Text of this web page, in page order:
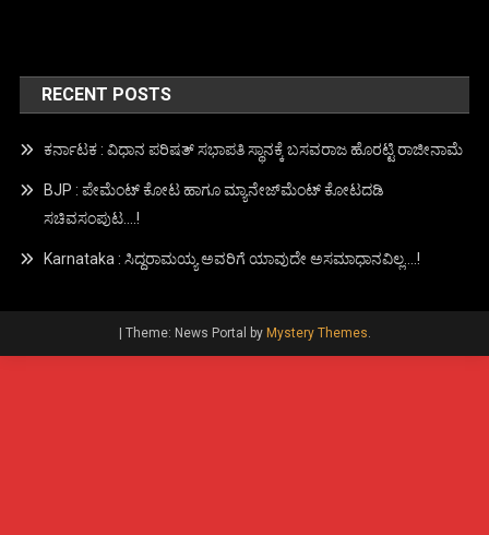
RECENT POSTS
ಕರ್ನಾಟಕ : ವಿಧಾನ ಪರಿಷತ್ ಸಭಾಪತಿ ಸ್ಥಾನಕ್ಕೆ ಬಸವರಾಜ ಹೊರಟ್ಟಿ ರಾಜೀನಾಮೆ
BJP : ಪೇಮೆಂಟ್ ಕೋಟ ಹಾಗೂ ಮ್ಯಾನೇಜ್‍ಮೆಂಟ್ ಕೋಟದಡಿ
ಸಚಿವಸಂಪುಟ….!
Karnataka : ಸಿದ್ದರಾಮಯ್ಯ ಅವರಿಗೆ ಯಾವುದೇ ಅಸಮಾಧಾನವಿಲ್ಲ….!
Theme: News Portal by Mystery Themes.